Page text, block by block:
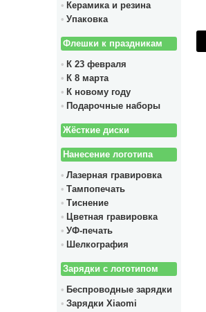
Керамика и резина
Упаковка
Флешки к праздникам
К 23 февраля
К 8 марта
К новому году
Подарочные наборы
Жёсткие диски
Нанесение логотипа
Лазерная гравировка
Тампопечать
Тиснение
Цветная гравировка
УФ-печать
Шелкография
Зарядки с логотипом
Беспроводные зарядки
Зарядки Xiaomi